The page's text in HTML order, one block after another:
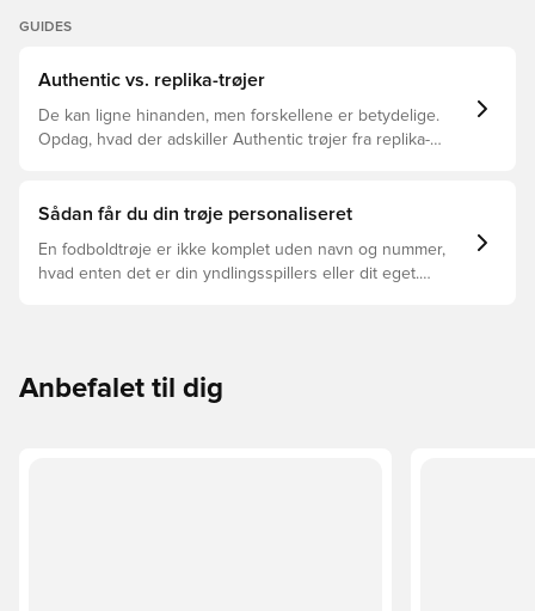
GUIDES
Authentic vs. replika-trøjer
De kan ligne hinanden, men forskellene er betydelige.
Opdag, hvad der adskiller Authentic trøjer fra replika-
Sådan får du din trøje personaliseret
En fodboldtrøje er ikke komplet uden navn og nummer,
hvad enten det er din yndlingsspillers eller dit eget.
Anbefalet til dig